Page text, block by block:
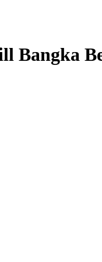
Bangka